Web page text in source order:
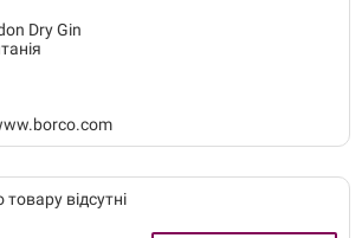
Dry Gin
відсутні